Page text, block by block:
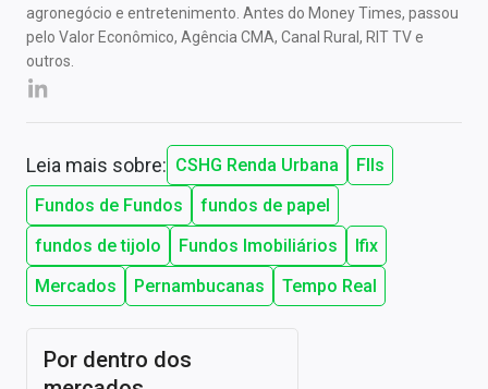
agronegócio e entretenimento. Antes do Money Times, passou
pelo Valor Econômico, Agência CMA, Canal Rural, RIT TV e
outros.
Leia mais sobre: CSHG Renda Urbana
FIIs
Fundos de Fundos
fundos de papel
fundos de tijolo
Fundos Imobiliários
Ifix
Mercados
Pernambucanas Tempo Real
Por dentro dos